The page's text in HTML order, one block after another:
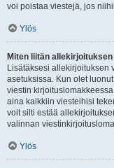
voi poistaa viestejä, jos
Ylös
Miten liitän
Lisätäksesi allekirjoituksen
asetuksissa. Kun olet
viestin
aina kaikkiin viesteihisi
voit silti estää
valinnan
Ylös